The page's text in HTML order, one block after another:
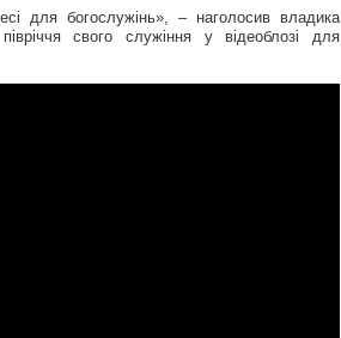
для богослужінь», – наголосив владика
свого служіння у відеоблозі для